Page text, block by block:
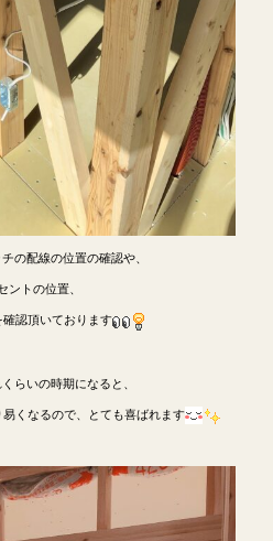
の配線の位置の確認や、
ントの位置、
認頂いております
らいの時期になると、
くなるので、とても喜ばれます